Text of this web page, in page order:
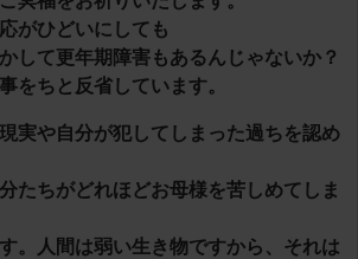
がひどいにしても
して更年期障害もあるんじゃないか？
をちと反省しています。
実や自分が犯してしまった過ちを認め
たちがどれほどお母様を苦しめてしま
。人間は弱い生き物ですから、それは